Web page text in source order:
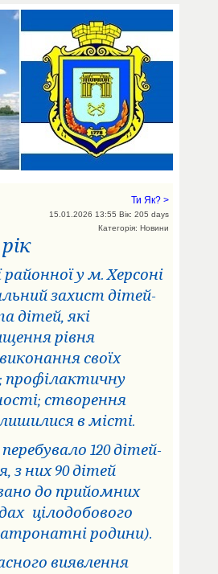
Ти Як? >
15.01.2026 13:55 Вік: 205 days
Категорія: Новини
у м. Херсоні
захист дітей-
дітей, які
рівня
своїх
профілактичну
створення
в місті.
120 дітей-
з них 90 дітей
до прийомних
цілодобового
родини).
виявлення